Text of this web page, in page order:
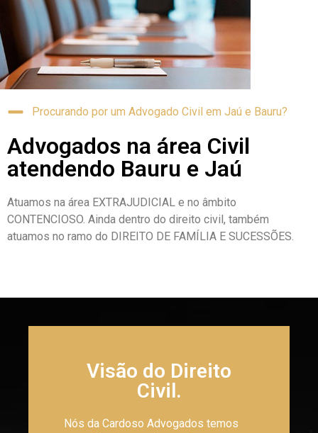
Procurando por um Advogado Civil em Jaú e Bauru?
Advogados na área Civil
atendendo Bauru e Jaú
Atuamos na área EXTRAJUDICIAL e no âmbito
CONTENCIOSO. Ainda dentro do direito civil, também
atuamos no ramo do DIREITO DE FAMÍLIA E SUCESSÕES.
Visão do Direito
Civil.
Nós da Cardoso Advogados temos